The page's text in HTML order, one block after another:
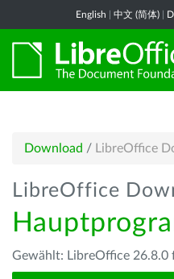
English 中文 (简体)
Download / LibreOffice
LibreOffice
Gewählt: LibreOffice 26.8.0